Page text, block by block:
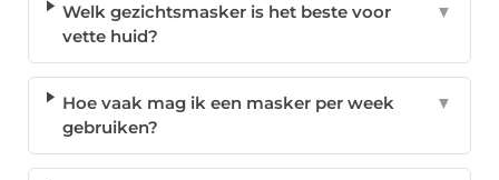
Welk gezichtsmasker is het beste voor
vette huid?
▼
Hoe vaak mag ik een masker per week
gebruiken?
▼